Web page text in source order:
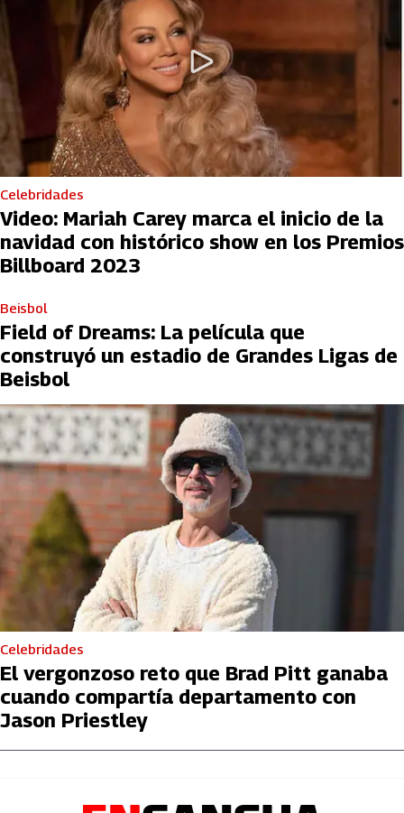
Celebridades
Video: Mariah Carey marca el inicio de la
navidad con histórico show en los Premios
Billboard 2023
Beisbol
Field of Dreams: La película que
construyó un estadio de Grandes Ligas de
Beisbol
Celebridades
El vergonzoso reto que Brad Pitt ganaba
cuando compartía departamento con
Jason Priestley